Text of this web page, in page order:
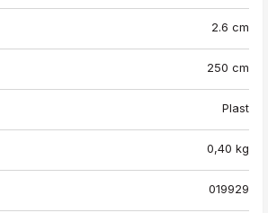
2.6 cm
250 cm
Plast
0,40 kg
019929